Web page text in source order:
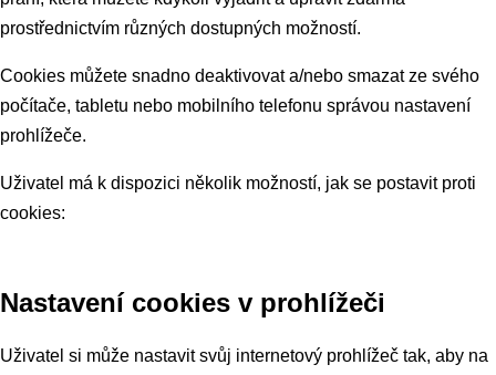
prostřednictvím různých dostupných možností.
Cookies můžete snadno deaktivovat a/nebo smazat ze svého
počítače, tabletu nebo mobilního telefonu správou nastavení
prohlížeče.
Uživatel má k dispozici několik možností, jak se postavit proti
cookies:
Nastavení cookies v prohlížeči
Uživatel si může nastavit svůj internetový prohlížeč tak, aby na